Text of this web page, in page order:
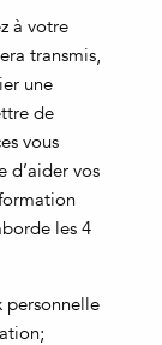
à votre
transmis,
une
de
vous
d’aider vos
les 4
personnelle